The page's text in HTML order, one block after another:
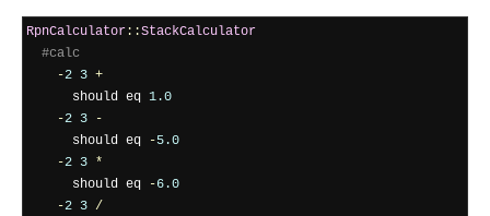
RpnCalculator ::StackCalculator
#calc
-2 3 +
      should eq
1.0
-2 3
-
      should eq
-5.0
-2 3 *
      should eq
-6.0
-2 3 /